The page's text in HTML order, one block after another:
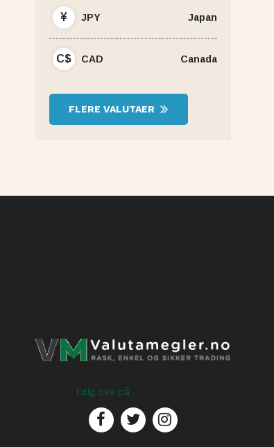
JPY Japan
C$ CAD Canada
FLERE VALUTAER
Følg oss på